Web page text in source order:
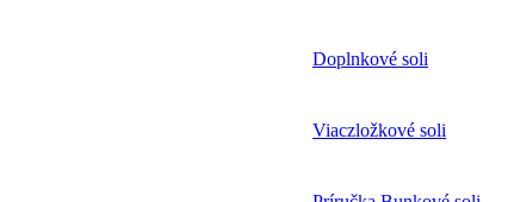
Doplnkové soli
Viaczložkové soli